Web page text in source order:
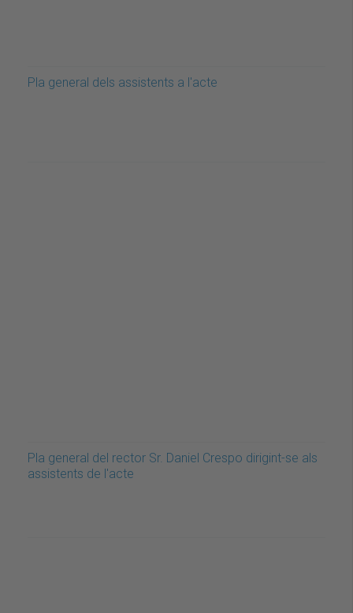
Pla general dels assistents a l'acte
Pla general del rector Sr. Daniel Crespo dirigint-se als
assistents de l'acte